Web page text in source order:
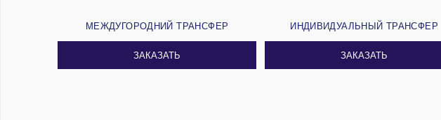
МЕЖДУГОРОДНИЙ ТРАНСФЕР
ЗАКАЗАТЬ
ИНДИВИДУАЛЬНЫЙ ТРАНСФЕР
ЗАКАЗАТЬ